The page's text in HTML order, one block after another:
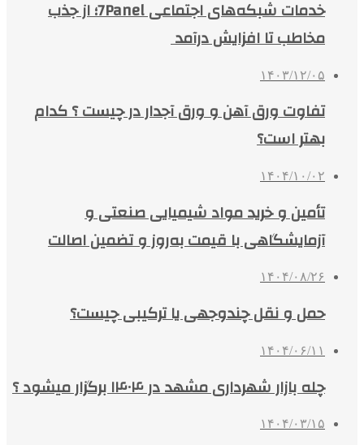
خدمات شبکه‌های اجتماعی 7Panel؛ از جذب
مخاطب تا افزایش درآمد
۱۴۰۳/۱۲/۰۵
تفاوت ورق آهن و ورق آجدار در چیست ؟ کدام
بهتر است؟
۱۴۰۴/۱۰/۰۲
تأمین و خرید مواد شیمیایی صنعتی و
آزمایشگاهی با قیمت به‌روز و تضمین اصالت
۱۴۰۴/۰۸/۲۶
حمل و نقل چندوجهی یا ترکیبی چیست؟
۱۴۰۴/۰۶/۱۱
چله بازار شهرداری مشهد در ۱۴۰۴ برگزار میشود ؟
۱۴۰۴/۰۳/۱۵